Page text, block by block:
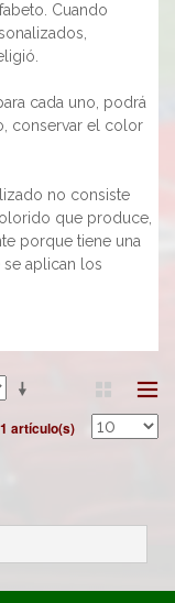
Cuando
cada uno, podrá
conservar el color
no consiste
que produce,
porque tiene una
aplican los
1 artículo(s)